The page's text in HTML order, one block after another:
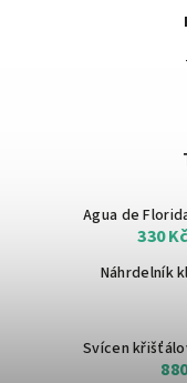
Agua de
330 Kč
Náhrdelník
Svícen